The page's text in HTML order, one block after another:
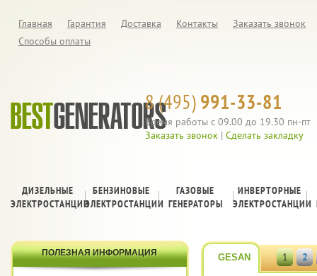
Главная Гарантия Доставка Контакты
Заказать звонок
Способы оплаты
8 (495)991-33-81
Время работы с 09.00 до 19.30 пн-пт
Заказать звонок | Сделать закладку
ДИЗЕЛЬНЫЕ
ЭЛЕКТРОСТАНЦИИ
БЕНЗИНОВЫЕ
ЭЛЕКТРОСТАНЦИИ
ГАЗОВЫЕ
ГЕНЕРАТОРЫ
ИНВЕРТОРНЫЕ
ЭЛЕКТРОСТАНЦИИ
GESAN 1 2
ПОЛЕЗНАЯ ИНФОРМАЦИЯ